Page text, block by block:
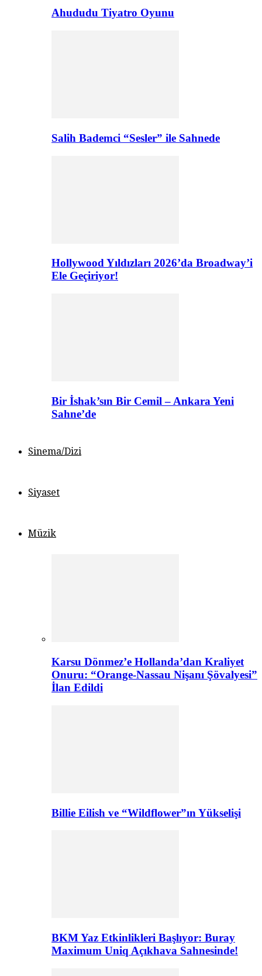
Ahududu Tiyatro Oyunu
Salih Bademci “Sesler” ile Sahnede
Hollywood Yıldızları 2026’da Broadway’i
Ele Geçiriyor!
Bir İshak’sın Bir Cemil – Ankara Yeni
Sahne’de
Sinema/Dizi
Siyaset
Müzik
Karsu Dönmez’e Hollanda’dan Kraliyet
Onuru: “Orange-Nassau Nişanı Şövalyesi”
İlan Edildi
Billie Eilish ve “Wildflower”ın Yükselişi
BKM Yaz Etkinlikleri Başlıyor: Buray
Maximum Uniq Açıkhava Sahnesinde!